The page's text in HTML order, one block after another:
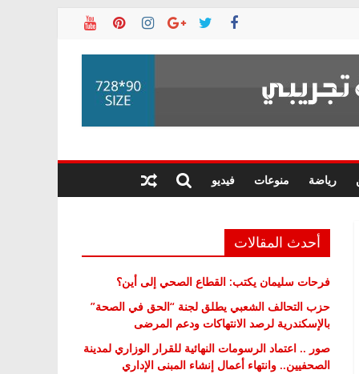
رياضة منوعات فيديو
أحدث المقالات
فرحات سليمان يكتب: القطاع الصحي إلى أين؟
حزب التحالف الشعبي يطلق لجنة “الحق في الصحة”
بالإسكندرية لرصد الانتهاكات ودعم المرضى
صور .. اعتماد الرسومات النهائية للقرار الوزاري لمدينة
الصحفيين.. وانتهاء أعمال إنشاء المبنى الإداري